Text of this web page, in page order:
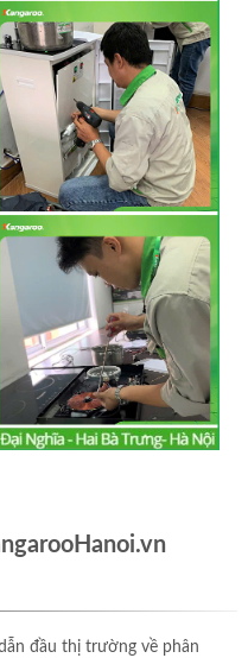
đầu thị trường về phân